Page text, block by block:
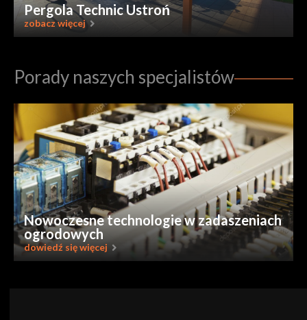
Pergola Technic Ustroń
zobacz więcej
Porady naszych specjalistów
Nowoczesne technologie w zadaszeniach
ogrodowych
dowiedź się więcej